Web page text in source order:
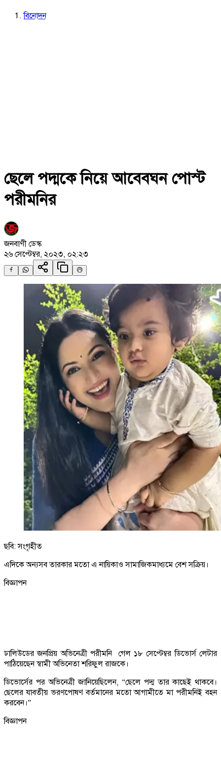
বিনোদন
ছেলে পদ্মকে নিয়ে আবেবঘন পোস্ট
পরীমনির
জনবাণী ডেস্ক
২৬ সেপ্টেম্বর, ২০২৩, ০২:২৩
ছবি: সংগৃহীত
এদিকে অন্যসব তারকার মতো এ নায়িকাও সামাজিকমাধ্যমে বেশ সক্রিয়।
বিজ্ঞাপন
ঢালিউডের জনপ্রিয় অভিনেত্রী পরীমনি গেল ১৮ সেপ্টেম্বর ডিভোর্স লেটার
পাঠিয়েছেন স্বামী অভিনেতা শরিফুল রাজকে।
ডিভোর্সের পর অভিনেত্রী জানিয়েছিলেন, “ছেলে পদ্ম তার কাছেই থাকবে।
ছেলের যাবতীয় ভরণপোষণ বর্তমানের মতো আগামীতে মা পরীমনিই বহন
করবেন।”
বিজ্ঞাপন